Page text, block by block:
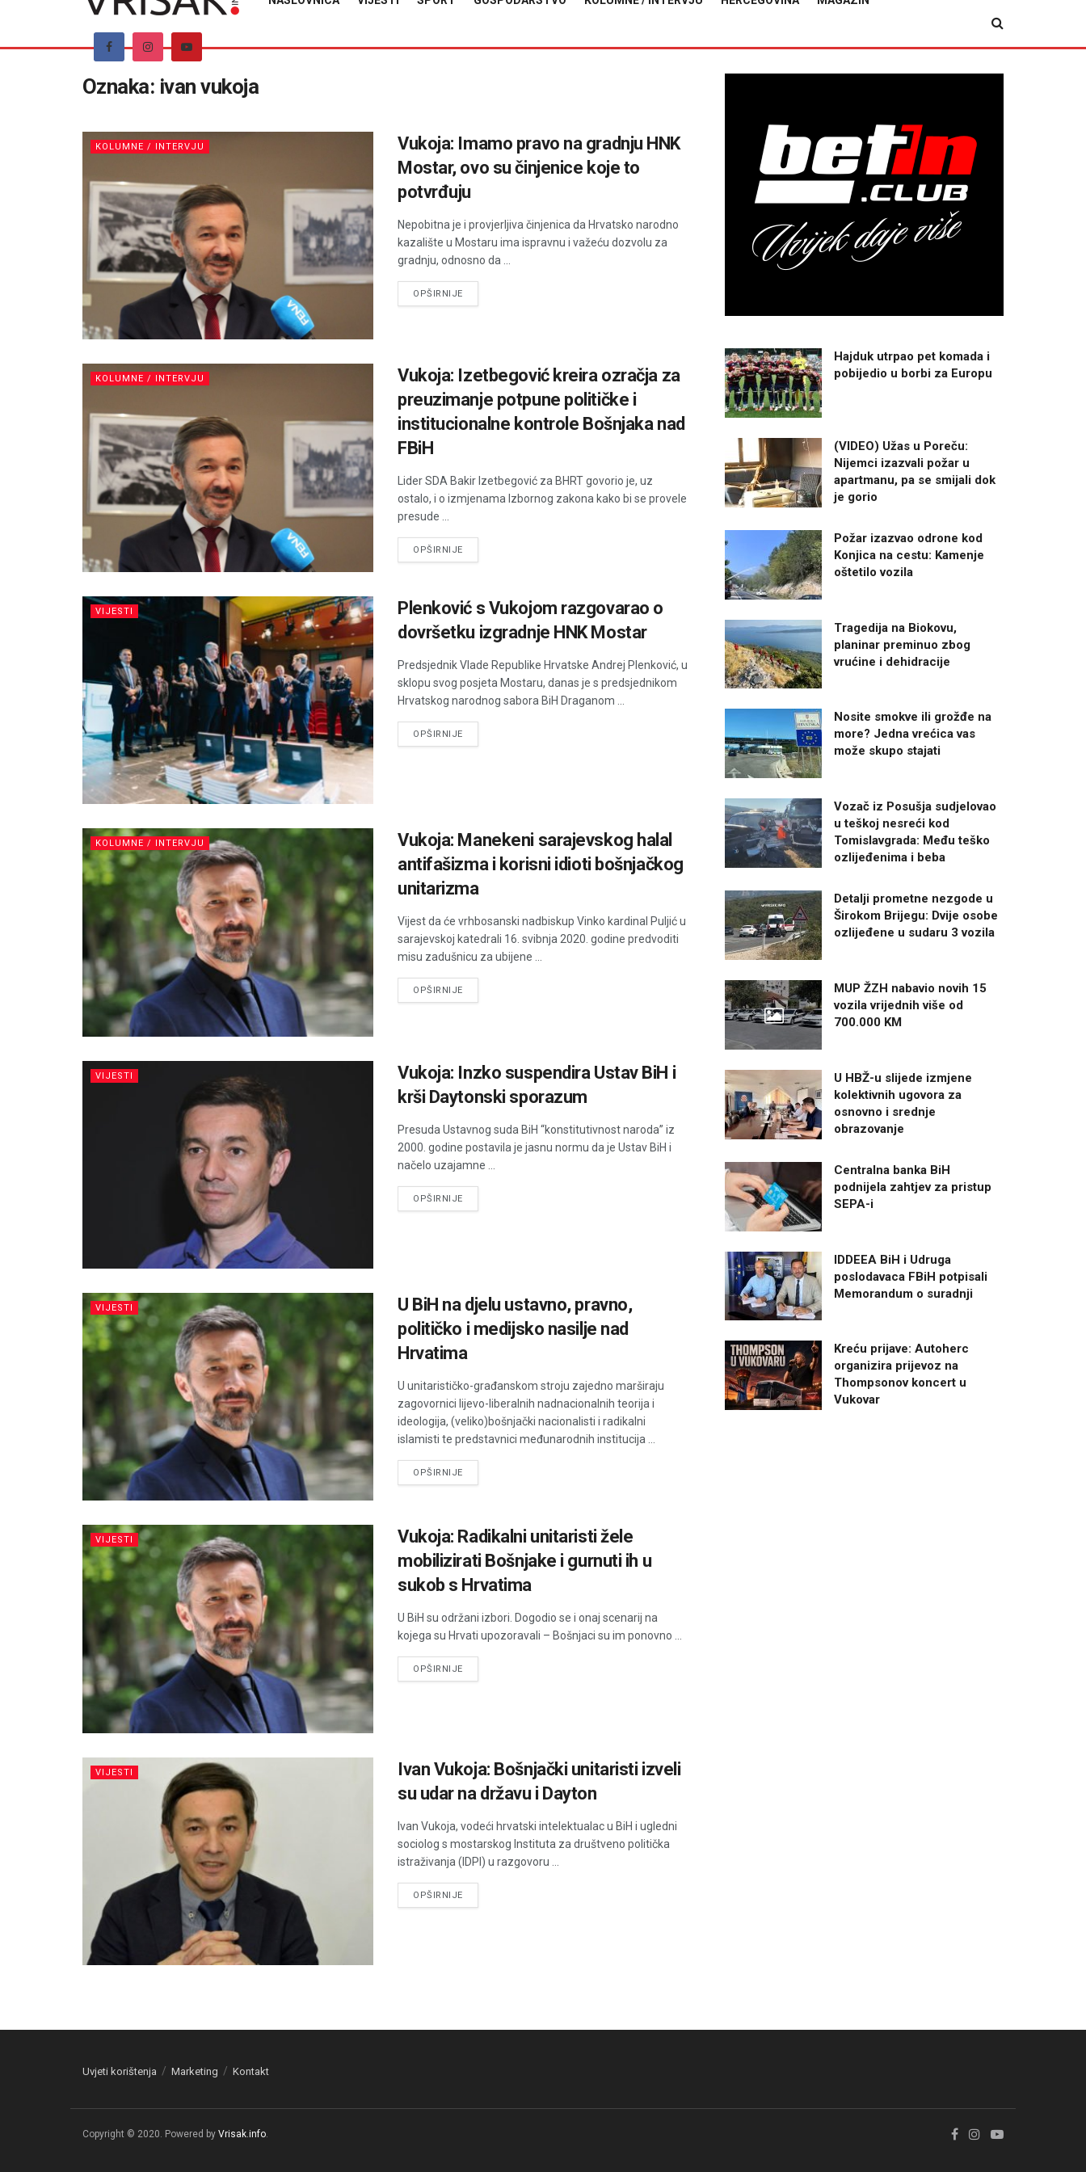
Oznaka: ivan vukoja
KOLUMNE / INTERVJU
Vukoja: Imamo pravo na gradnju HNK
Mostar, ovo su činjenice koje to
potvrđuju
Nepobitna je i provjerljiva činjenica da Hrvatsko narodno
kazalište u Mostaru ima ispravnu i važeću dozvolu za
gradnju, odnosno da ...
OPŠIRNIJEDETAILS
KOLUMNE / INTERVJU
Vukoja: Izetbegović kreira ozračja za
preuzimanje potpune političke i
institucionalne kontrole Bošnjaka nad
FBiH
Lider SDA Bakir Izetbegović za BHRT govorio je, uz
ostalo, i o izmjenama Izbornog zakona kako bi se provele
presude ...
OPŠIRNIJEDETAILS
VIJESTI
Plenković s Vukojom razgovarao o
dovršetku izgradnje HNK Mostar
Predsjednik Vlade Republike Hrvatske Andrej Plenković, u
sklopu svog posjeta Mostaru, danas je s predsjednikom
Hrvatskog narodnog sabora BiH Draganom ...
OPŠIRNIJEDETAILS
KOLUMNE / INTERVJU
Vukoja: Manekeni sarajevskog halal
antifašizma i korisni idioti bošnjačkog
unitarizma
Vijest da će vrhbosanski nadbiskup Vinko kardinal Puljić u
sarajevskoj katedrali 16. svibnja 2020. godine predvoditi
misu zadušnicu za ubijene ...
OPŠIRNIJEDETAILS
VIJESTI
Vukoja: Inzko suspendira Ustav BiH i
krši Daytonski sporazum
Presuda Ustavnog suda BiH “konstitutivnost naroda” iz
2000. godine postavila je jasnu normu da je Ustav BiH i
načelo uzajamne ...
OPŠIRNIJEDETAILS
VIJESTI
U BiH na djelu ustavno, pravno,
političko i medijsko nasilje nad
Hrvatima
U unitarističko-građanskom stroju zajedno marširaju
zagovornici lijevo-liberalnih nadnacionalnih teorija i
ideologija, (veliko)bošnjački nacionalisti i radikalni
islamisti te predstavnici međunarodnih institucija ...
OPŠIRNIJEDETAILS
VIJESTI
Vukoja: Radikalni unitaristi žele
mobilizirati Bošnjake i gurnuti ih u
sukob s Hrvatima
U BiH su održani izbori. Dogodio se i onaj scenarij na
kojega su Hrvati upozoravali – Bošnjaci su im ponovno ...
OPŠIRNIJEDETAILS
VIJESTI
Ivan Vukoja: Bošnjački unitaristi izveli
su udar na državu i Dayton
Ivan Vukoja, vodeći hrvatski intelektualac u BiH i ugledni
sociolog s mostarskog Instituta za društveno politička
istraživanja (IDPI) u razgovoru ...
OPŠIRNIJEDETAILS
Hajduk utrpao pet komada i
pobijedio u borbi za Europu
(VIDEO) Užas u Poreču:
Nijemci izazvali požar u
apartmanu, pa se smijali dok
je gorio
Požar izazvao odrone kod
Konjica na cestu: Kamenje
oštetilo vozila
Tragedija na Biokovu,
planinar preminuo zbog
vrućine i dehidracije
Nosite smokve ili grožđe na
more? Jedna vrećica vas
može skupo stajati
Vozač iz Posušja sudjelovao
u teškoj nesreći kod
Tomislavgrada: Među teško
ozlijeđenima i beba
Detalji prometne nezgode u
Širokom Brijegu: Dvije osobe
ozlijeđene u sudaru 3 vozila
MUP ŽZH nabavio novih 15
vozila vrijednih više od
700.000 KM
U HBŽ-u slijede izmjene
kolektivnih ugovora za
osnovno i srednje
obrazovanje
Centralna banka BiH
podnijela zahtjev za pristup
SEPA-i
IDDEEA BiH i Udruga
poslodavaca FBiH potpisali
Memorandum o suradnji
Kreću prijave: Autoherc
organizira prijevoz na
Thompsonov koncert u
Vukovar
Uvjeti korištenja Marketing Kontakt
Copyright © 2020. Powered by Vrisak.info.